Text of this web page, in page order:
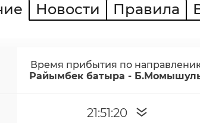
Новости Правила
Время прибытия по
Райымбек батыра -
21:51:20